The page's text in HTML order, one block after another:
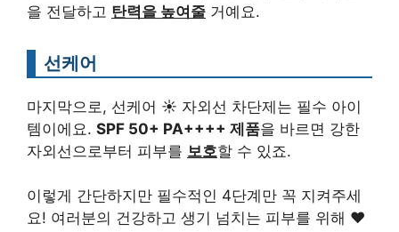
을 전달하고 탄력을 높여줄 거예요.
선케어
마지막으로, 선케어 ☀️ 자외선 차단제는 필수 아이
템이에요. SPF 50+ PA++++ 제품을 바르면 강한
자외선으로부터 피부를 보호할 수 있죠.
이렇게 간단하지만 필수적인 4단계만 꼭 지켜주세
요! 여러분의 건강하고 생기 넘치는 피부를 위해 ♥